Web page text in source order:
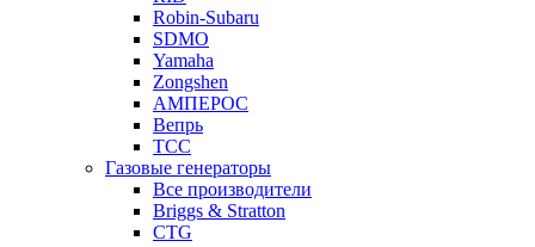
Robin-Subaru
SDMO
Yamaha
Zongshen
АМПЕРОС
Вепрь
ТСС
Газовые генераторы
Все производители
Briggs & Stratton
CTG